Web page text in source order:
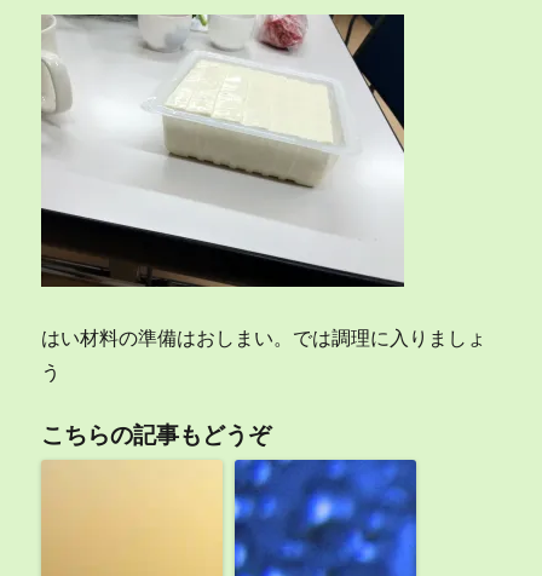
はい材料の準備はおしまい。では調理に入りましょ
う
こちらの記事もどうぞ